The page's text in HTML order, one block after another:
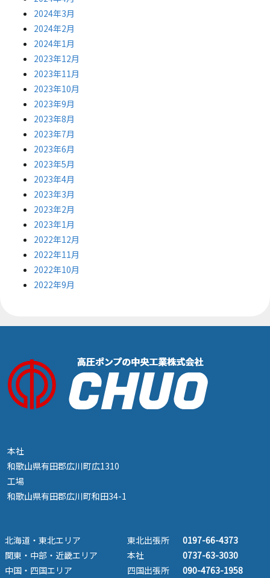
2024年3月
2024年2月
2024年1月
2023年12月
2023年11月
2023年10月
2023年9月
2023年8月
2023年7月
2023年6月
2023年5月
2023年4月
2023年3月
2023年2月
2023年1月
2022年12月
2022年11月
2022年10月
2022年9月
本社
和歌山県有田郡広川町広1310
工場
和歌山県有田郡広川町和田34-1
北海道・東北エリア 東北出張所
0197-66-4373
関東・中部・近畿エリア
本社
0737-63-3030
中国・四国エリア
四国出張所
090-4763-1958